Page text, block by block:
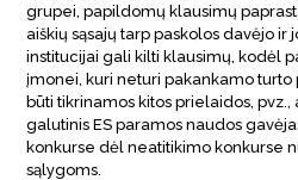
grupei, papildomų klausimų
aiškių sąsajų tarp paskolos davėjo ir
institucijai gali kilti klausimų, kodėl
įmonei, kuri neturi pakankamo turto
būti tikrinamos kitos prielaidos,
galutinis ES paramos naudos
konkurse dėl neatitikimo konkurse
sąlygoms.